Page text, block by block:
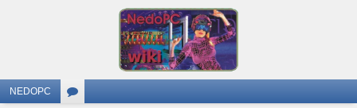
NEDOPC